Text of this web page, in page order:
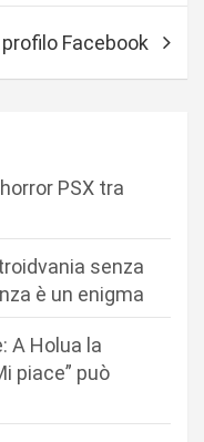
Facebook
PSX tra
senza
è un enigma
A Holua la
piace” può